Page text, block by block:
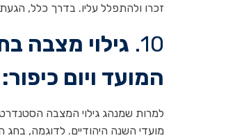
זכרו ולהתפלל עליו. בדרך כלל,
10. גילוי מצבה
המועד ויום כיפור:
מועדי השנה היהודיים. לדוגמה, בחג